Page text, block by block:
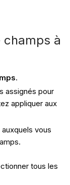
champs à
.
assignés pour
appliquer aux
vous
tous les